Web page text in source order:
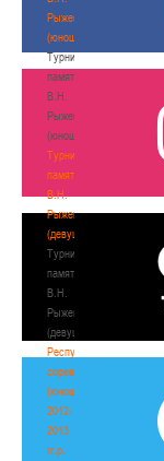
Рыженкова
(юноши)
Турнир
памяти
В.Н.
Рыженкова
(юноши)
Турнир
памяти
В.Н.
Рыженкова
(девушки)
Турнир
памяти
В.Н.
Рыженкова
(девушки)
Республиканские
соревнования
(юноши)
2012-
2013
гг.р.